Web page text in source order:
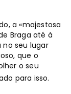
a «majestosa
Braga até à
no seu lugar
que o
o seu
para isso.